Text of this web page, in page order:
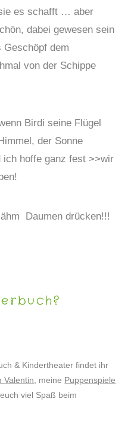
es schafft … aber
dabei gewesen sein
Geschöpf dem
von der Schippe
Birdi seine Flügel
der Sonne
hoffe ganz fest >>wir
Daumen drücken!!!
& Kindertheater findet ihr
Valentin, meine Puppenspiele
viel Spaß beim